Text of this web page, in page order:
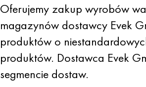
Oferujemy zakup wyrobów
magazynów dostawcy Evek
produktów o
produktów. Dostawca Evek
segmencie dostaw.